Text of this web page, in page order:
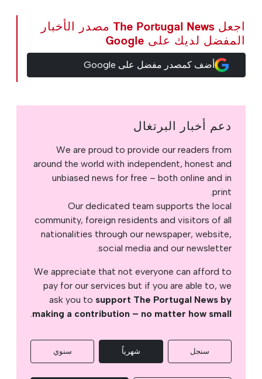
اجعل The Portugal News مصدر الأخبار
المفضل لديك على Google
أضف كمصدر مفضل على Google
دعم أخبار البرتغال
We are proud to provide our readers from
around the world with independent, honest and
unbiased news for free – both online and in
print.
Our dedicated team supports the local
community, foreign residents and visitors of all
nationalities through our newspaper, website,
social media and our newsletter.
We appreciate that not everyone can afford to
pay for our services but if you are able to, we
ask you to support The Portugal News by
making a contribution – no matter how small
.
سنجل شهرياً سنوي